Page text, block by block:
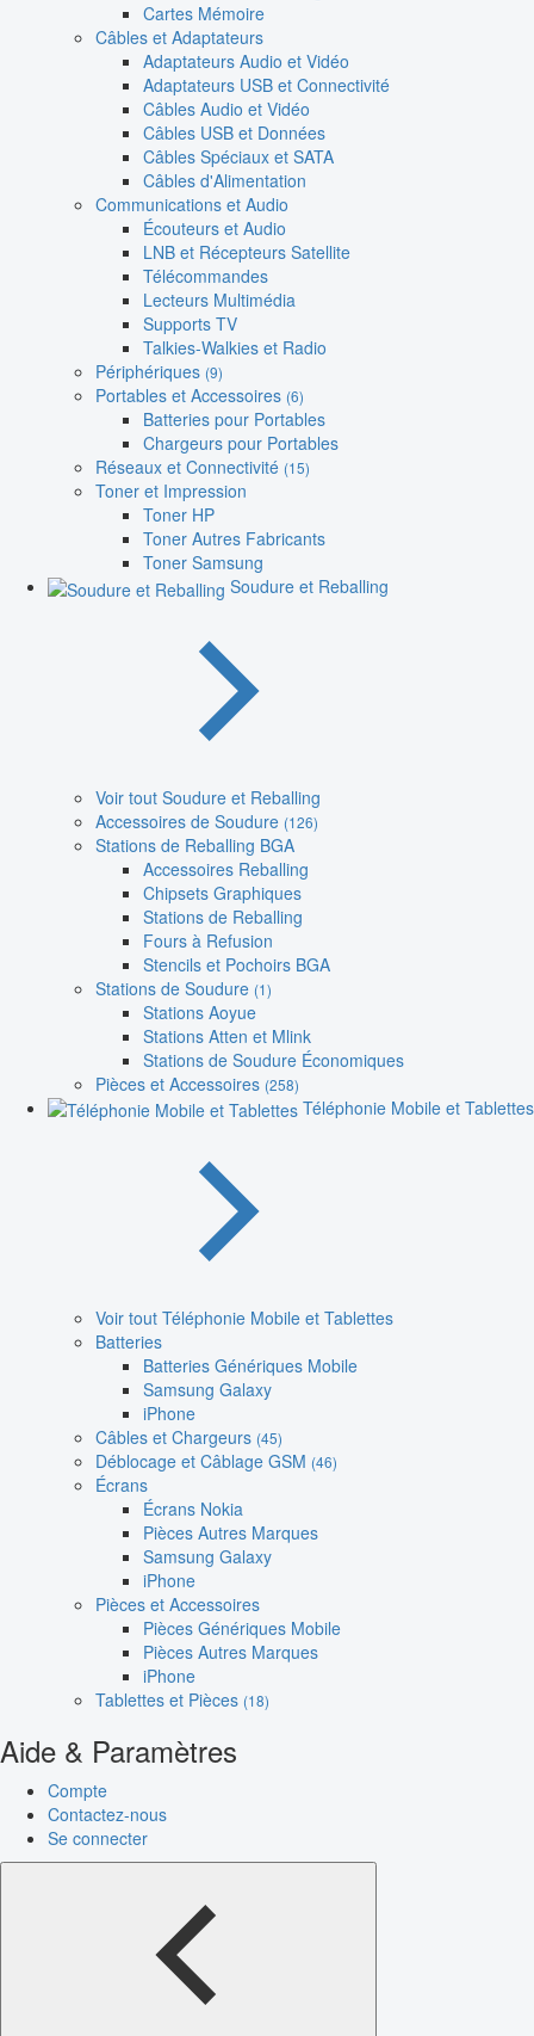
Cartes Mémoire
Câbles et Adaptateurs
Adaptateurs Audio et Vidéo
Adaptateurs USB et Connectivité
Câbles Audio et Vidéo
Câbles USB et Données
Câbles Spéciaux et SATA
Câbles d'Alimentation
Communications et Audio
Écouteurs et Audio
LNB et Récepteurs Satellite
Télécommandes
Lecteurs Multimédia
Supports TV
Talkies-Walkies et Radio
Périphériques (9)
Portables et Accessoires (6)
Batteries pour Portables
Chargeurs pour Portables
Réseaux et Connectivité (15)
Toner et Impression
Toner HP
Toner Autres Fabricants
Toner Samsung
Soudure et Reballing
Voir tout Soudure et Reballing
Accessoires de Soudure (126)
Stations de Reballing BGA
Accessoires Reballing
Chipsets Graphiques
Stations de Reballing
Fours à Refusion
Stencils et Pochoirs BGA
Stations de Soudure (1)
Stations Aoyue
Stations Atten et Mlink
Stations de Soudure Économiques
Pièces et Accessoires (258)
Téléphonie Mobile et Tablettes
Voir tout Téléphonie Mobile et Tablettes
Batteries
Batteries Génériques Mobile
Samsung Galaxy
iPhone
Câbles et Chargeurs (45)
Déblocage et Câblage GSM (46)
Écrans
Écrans Nokia
Pièces Autres Marques
Samsung Galaxy
iPhone
Pièces et Accessoires
Pièces Génériques Mobile
Pièces Autres Marques
iPhone
Tablettes et Pièces (18)
Aide & Paramètres
Compte
Contactez-nous
Se connecter